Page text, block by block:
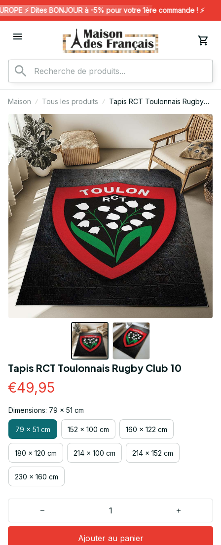
⚡️ Dites BONJOUR à -5% pour votre 1ère commande ! ⚡️
Maison Tous les produits
Tapis RCT Toulonnais Rugby
Club 10
Tapis RCT Toulonnais Rugby Club 10
€49,95
Dimensions: 79 x 51 cm
79 x 51 cm 152 x 100 cm 160 x 122 cm
180 x 120 cm 214 x 100 cm 214 x 152 cm
230 x 160 cm
Ajouter au panier